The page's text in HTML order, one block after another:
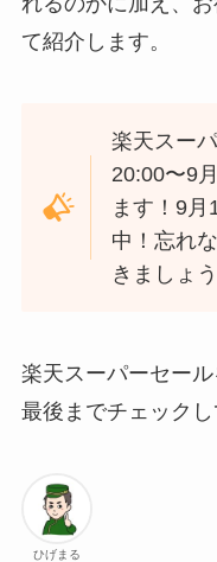
て紹介します。
楽天スー
20:00〜9
ます！9月
中！忘れ
きましょう
楽天スーパーセー
最後までチェックし
ひげまる